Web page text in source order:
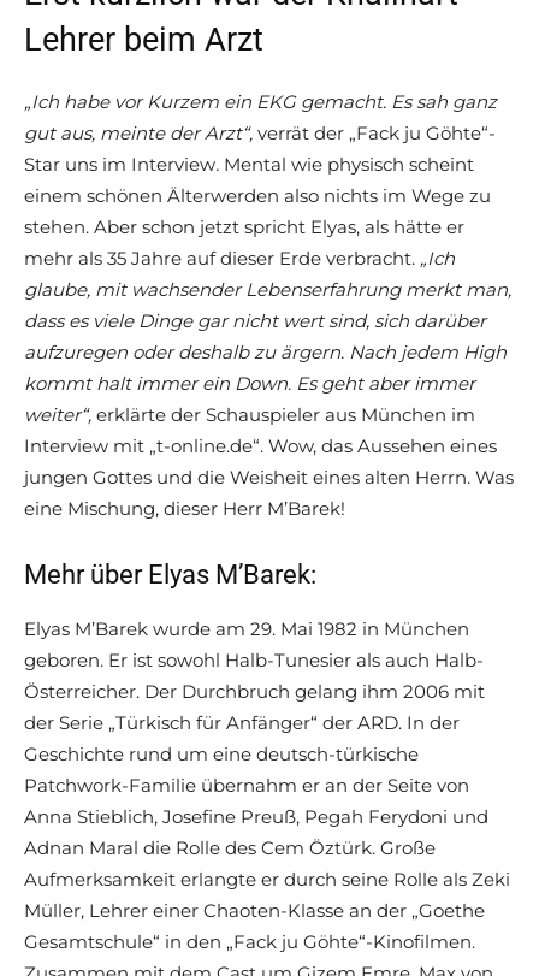
Lehrer beim Arzt
„Ich habe vor Kurzem ein EKG gemacht. Es sah ganz
gut aus, meinte der Arzt“, verrät der „Fack ju Göhte“-
Star uns im Interview. Mental wie physisch scheint
einem schönen Älterwerden also nichts im Wege zu
stehen. Aber schon jetzt spricht Elyas, als hätte er
mehr als 35 Jahre auf dieser Erde verbracht. „Ich
glaube, mit wachsender Lebenserfahrung merkt man,
dass es viele Dinge gar nicht wert sind, sich darüber
aufzuregen oder deshalb zu ärgern. Nach jedem High
kommt halt immer ein Down. Es geht aber immer
weiter“, erklärte der Schauspieler aus München im
Interview mit „t-online.de“. Wow, das Aussehen eines
jungen Gottes und die Weisheit eines alten Herrn. Was
eine Mischung, dieser Herr M’Barek!
Mehr über Elyas M’Barek:
Elyas M’Barek wurde am 29. Mai 1982 in München
geboren. Er ist sowohl Halb-Tunesier als auch Halb-
Österreicher. Der Durchbruch gelang ihm 2006 mit
der Serie „Türkisch für Anfänger“ der ARD. In der
Geschichte rund um eine deutsch-türkische
Patchwork-Familie übernahm er an der Seite von
Anna Stieblich, Josefine Preuß, Pegah Ferydoni und
Adnan Maral die Rolle des Cem Öztürk. Große
Aufmerksamkeit erlangte er durch seine Rolle als Zeki
Müller, Lehrer einer Chaoten-Klasse an der „Goethe
Gesamtschule“ in den „Fack ju Göhte“-Kinofilmen.